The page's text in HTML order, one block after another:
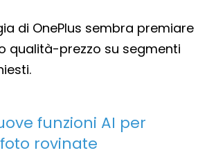
di OnePlus sembra premiare
qualità-prezzo su segmenti
funzioni AI per
rovinate